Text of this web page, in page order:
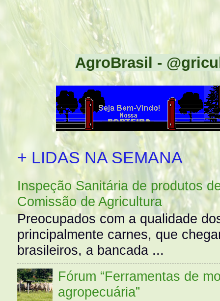
AgroBrasil -
+ LIDAS NA SEMANA
Inspeção Sanitária de produtos
Comissão de Agricultura
Preocupados com a qualidade
principalmente carnes, que
brasileiros, a bancada ...
Fórum “Ferramentas de
agropecuária”